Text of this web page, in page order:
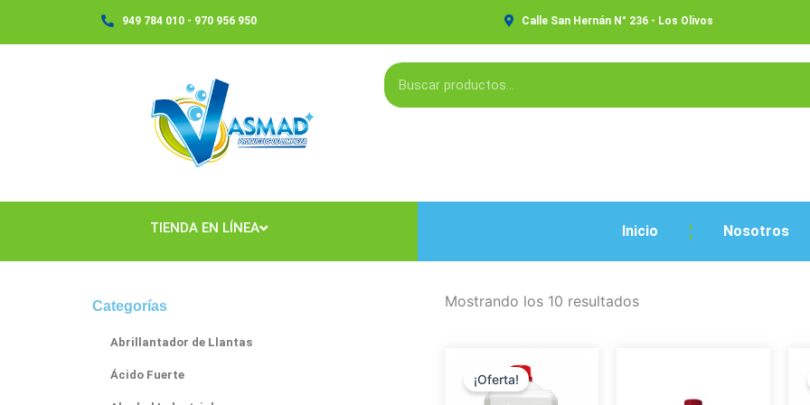
949 784 010 - 970 956 950 Calle San Hernán N° 236 - Los Olivos
TIENDA EN LÍNEA Inicio Nosotros
Categorías
Abrillantador de Llantas
Ácido Fuerte
Mostrando los 10 resultados
¡Oferta!
precio
original